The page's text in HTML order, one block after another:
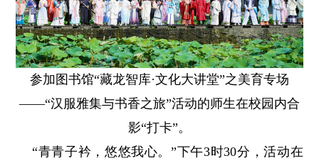
参加图书馆“藏龙智库·文化大讲堂”之美育专场
——“汉服雅集与书香之旅”活动的师生在校园内合
影“打卡”。
“青青子衿，悠悠我心。”下午3时30分，活动在